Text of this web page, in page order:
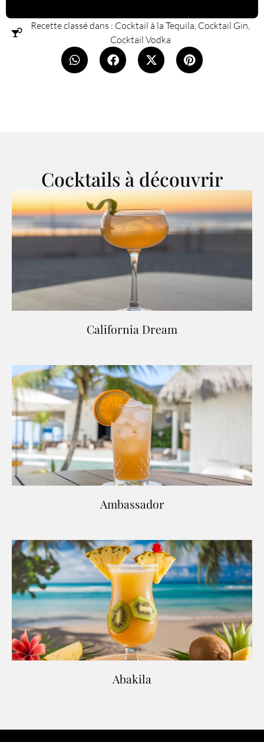
Recette classé dans : Cocktail à la Tequila, Cocktail Gin,
Cocktail Vodka
Cocktails à découvrir
California Dream
Ambassador
Abakila